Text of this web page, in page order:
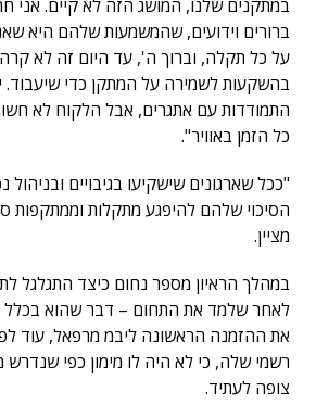
במתקנים שלנו, המושג הזה לא קיים. אני
ברורים וידועים, שהמשמעות שלהם היא
על כל תקלה, וברוך ה', עד היום זה לא
בהשקעות לשמירה על המתקן כדי שיעבוד.
התמודדות עם אתגרים, אבל הלקוח לא
כל הזמן באוויר".
"ככל שארגונים שישקיעו בגיבויים ובניהול
הסיכוי שלהם להיפגע מתקלות וממתקפות
מציין.
במהלך הראיון מספר נחום כיצד התגלגל
לאחר שלמד את התחום – דבר שהוא בכלל
את ההזמנה הראשונה ליבמ מרפאל, עוד
רשמי שלה, כי לא היה לו מימון כפי שנדרש
צופה לעתיד.